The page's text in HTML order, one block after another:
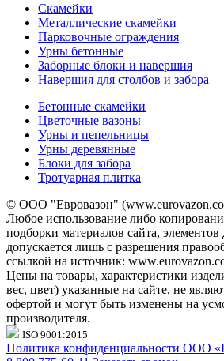
Скамейки
Металлические скамейки
Парковочные ограждения
Урны бетонные
Заборные блоки и навершия
Навершия для столбов и забора
Бетонные скамейки
Цветочные вазоны
Урны и пепельницы
Урны деревянные
Блоки для забора
Тротуарная плитка
© ООО "Евровазон"
Любое использование либо
подборки материалов сайта,
допускается лишь с разрешения
ссылкой на источник:
Цены на товары, характеристики
вес, цвет) указанные на сайте, не
офертой и могут быть изменены на
производителя.
ISO 9001:2015
Политика конфиденциальности ООО